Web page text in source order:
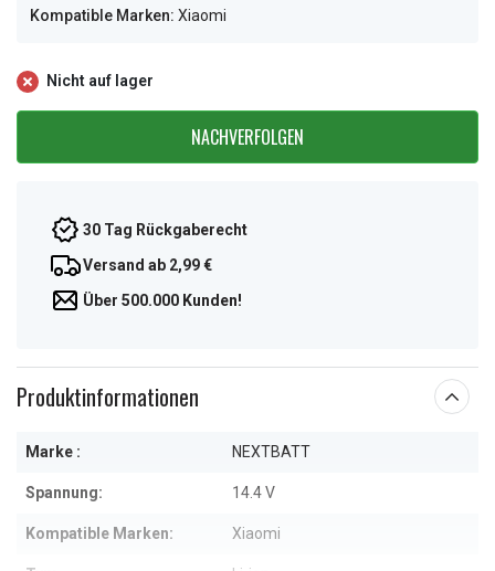
Kompatible Marken: Xiaomi
Nicht auf lager
NACHVERFOLGEN
30 Tag Rückgaberecht
Versand ab 2,99 €
Über 500.000 Kunden!
Produktinformationen
Marke : NEXTBATT
Spannung: 14.4 V
Kompatible Marken: Xiaomi